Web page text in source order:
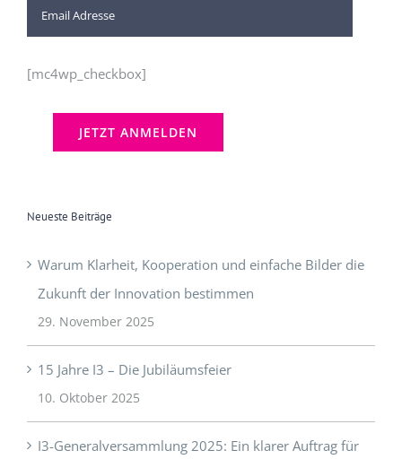
[mc4wp_checkbox]
Neueste Beiträge
Warum Klarheit, Kooperation und einfache Bilder die
Zukunft der Innovation bestimmen
29. November 2025
15 Jahre I3 – Die Jubiläumsfeier
10. Oktober 2025
I3-Generalversammlung 2025: Ein klarer Auftrag für